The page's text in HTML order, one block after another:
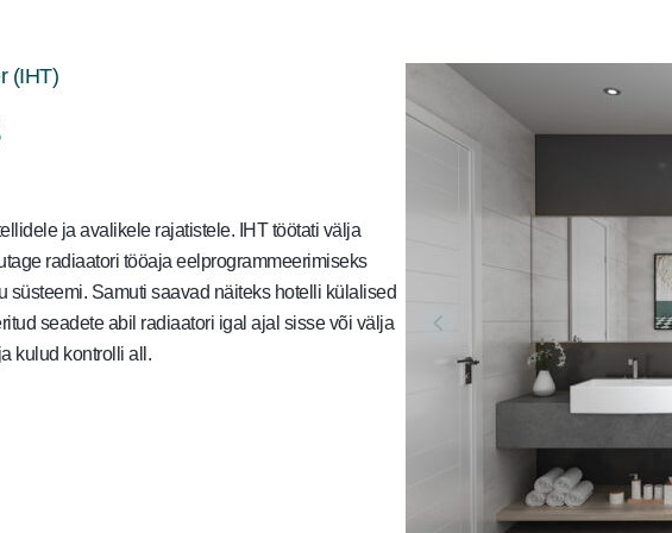
(IHT)
ja avalikele rajatistele. IHT töötati välja
radiaatori tööaja eelprogrammeerimiseks
süsteemi. Samuti saavad näiteks hotelli külalised
seadete abil radiaatori igal ajal sisse või välja
kulud kontrolli all.